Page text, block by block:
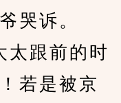
哭诉。
跟前的时
若是被京